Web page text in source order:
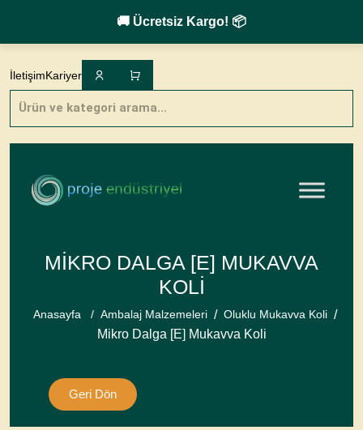
🚚 Ücretsiz Kargo! 📦
content
search
İletişimKariyer
MIKRO DALGA [E] MUKAVVA
KOLI
Anasayfa / Ambalaj Malzemeleri / Oluklu Mukavva Koli /
Mikro Dalga [E] Mukavva Koli
Geri Dön